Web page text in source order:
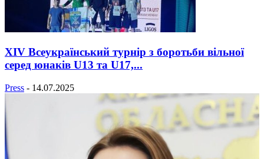
XIV Всеукраїнський турнір з боротьби вільної
серед юнаків U13 та U17,...
Press - 14.07.2025